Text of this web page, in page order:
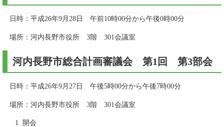
日時：平成26年9月28日 午前10時00分から午後0時00分
場所：河内長野市役所 3階 301会議室
河内長野市総合計画審議会 第1回 第3部会
日時：平成26年9月27日 午後5時00分から午後7時00分
場所：河内長野市役所 3階 301会議室
開会